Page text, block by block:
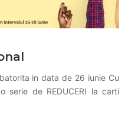
in data de 26 iunie Cu
serie de REDUCERI la carti